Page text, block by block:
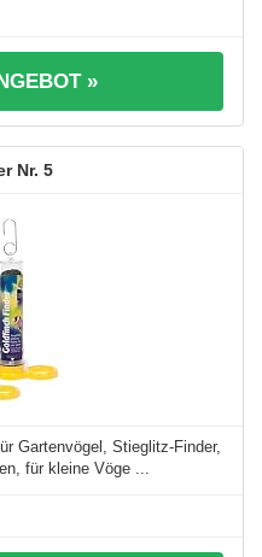
»
5
Gartenvögel, Stieglitz-Finder,
für kleine Vöge ...